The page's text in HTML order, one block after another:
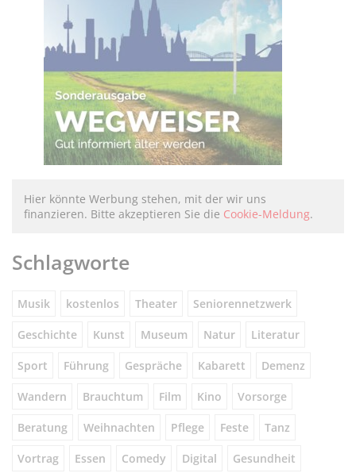
Hier könnte Werbung stehen, mit der wir uns
finanzieren. Bitte akzeptieren Sie die Cookie-Meldung.
Schlagworte
Musik kostenlos Theater Seniorennetzwerk
Geschichte Kunst Museum Natur Literatur
Sport Führung Gespräche Kabarett Demenz
Wandern Brauchtum Film Kino Vorsorge
Beratung Weihnachten Pflege Feste Tanz
Vortrag Essen Comedy Digital Gesundheit